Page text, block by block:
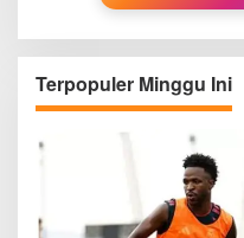
Terpopuler Minggu Ini